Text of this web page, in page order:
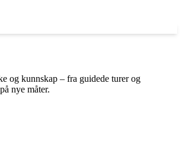
og kunnskap – fra guidede turer og
nye måter.